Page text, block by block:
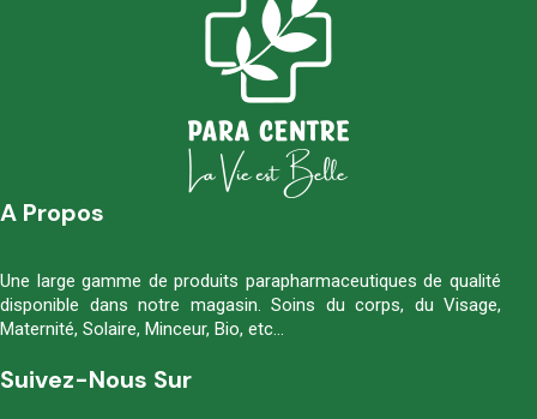
A Propos
Une large gamme de produits parapharmaceutiques de qualité
disponible dans notre magasin. Soins du corps, du Visage,
Maternité, Solaire, Minceur, Bio, etc…
Suivez-Nous Sur